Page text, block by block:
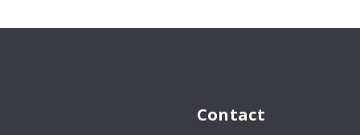
Contact